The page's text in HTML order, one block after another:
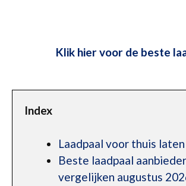
Klik hier voor de beste
Index
Laadpaal voor thuis
Beste laadpaal
vergelijken augustus